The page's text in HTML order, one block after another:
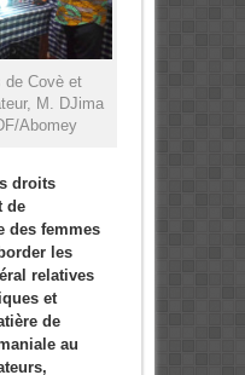
de Covè et
M. DJima
Abomey
droits
de
des femmes
les
relatives
et
de
au